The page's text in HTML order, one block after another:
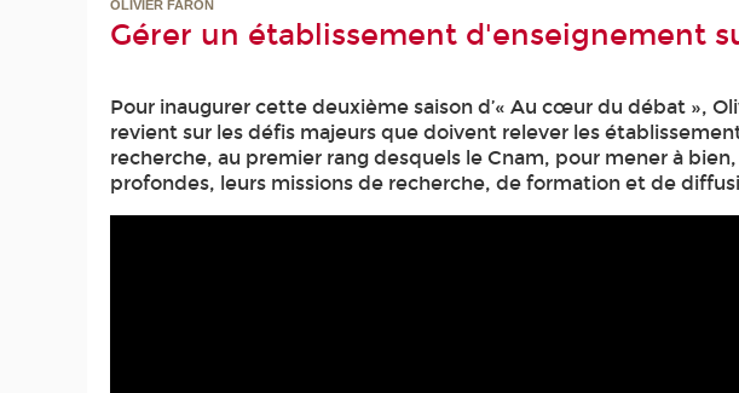
OLIVIER FARON
Gérer un établissement d'enseignement
Pour inaugurer cette deuxième saison d’« Au cœur du débat »,
revient sur les défis majeurs que doivent relever les
recherche, au premier rang desquels le Cnam, pour mener à
profondes, leurs missions de recherche, de formation et de